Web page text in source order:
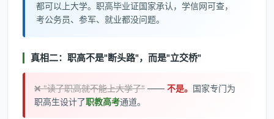
都可以上大学。职高毕业证国家承认，学信网可查，
考公务员、参军、就业都没问题。
真相二：职高不是"断头路"，而是"立交桥"
❌ "读了职高就不能上大学了" —— 不是。 国家专门为
职高生设计了职教高考通道。